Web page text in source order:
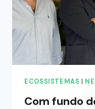
ECOSSISTEMAS
Com fundo